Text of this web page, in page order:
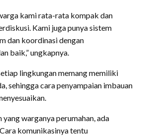
kami rata-rata kompak dan
Kami juga punya sistem
dan koordinasi dengan
baik,” ungkapnya.
lingkungan memang memiliki
sehingga cara penyampaian imbauan
yang warganya perumahan, ada
komunikasinya tentu